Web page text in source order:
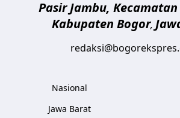
Pasir Jambu,
Kabupaten Bogor,
Nasional
Jawa Barat